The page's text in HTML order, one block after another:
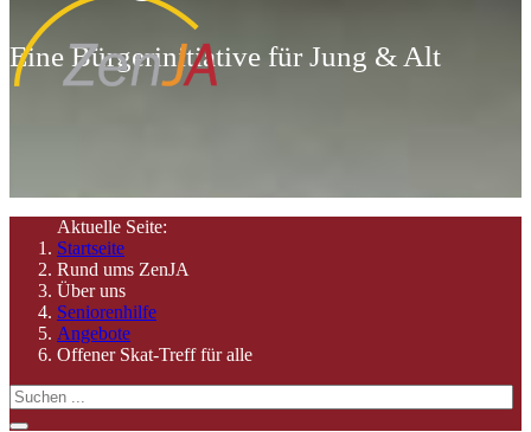
Eine Bürgerinitiative für Jung & Alt
Aktuelle Seite:
Startseite
Rund ums ZenJA
Über uns
Seniorenhilfe
Angebote
Offener Skat-Treff für alle